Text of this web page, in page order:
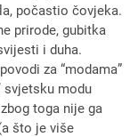
počastio čovjeka.
prirode, gubitka
i duha.
za “modama”
svjetsku modu
toga nije ga
što je više